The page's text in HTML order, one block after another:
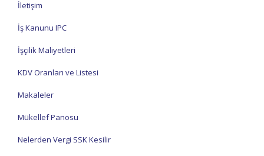
İletişim
İş Kanunu IPC
İşçilik Maliyetleri
KDV Oranları ve Listesi
Makaleler
Mükellef Panosu
Nelerden Vergi SSK Kesilir